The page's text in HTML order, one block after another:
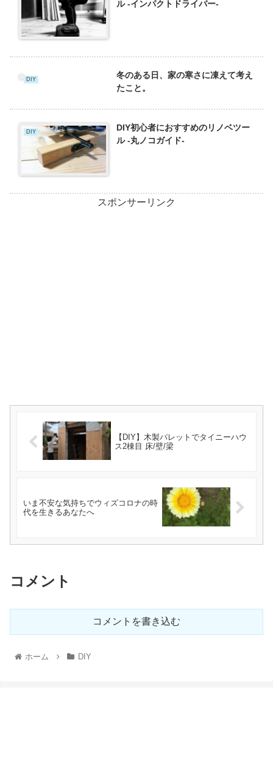
ル -インパクトドライバー-
DIY
冬のある日、家の寒さに凍えて考え
たこと。
DIY
DIY初心者におすすめのリノベツー
ル -丸ノコガイド-
スポンサーリンク
【DIY】木製パレットでタイニーハウ
ス2棟目 床/壁/梁
いま不安な気持ちでウィズコロナの時
代を生きるあなたへ
コメント
コメントを書き込む
ホーム DIY